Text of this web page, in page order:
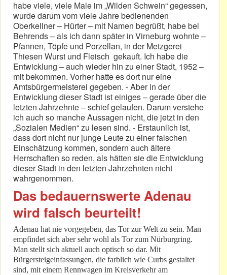
habe viele, viele Male im „Wilden Schwein“ gegessen,
wurde darum vom viele Jahre bedienenden
Oberkellner – Hürter – mit Namen begrüßt, habe bei
Behrends – als ich dann später in Virneburg wohnte –
Pfannen, Töpfe und Porzellan, in der Metzgerei
Thiesen Wurst und Fleisch gekauft. Ich habe die
Entwicklung – auch wieder hin zu einer Stadt, 1952 –
mit bekommen. Vorher hatte es dort nur eine
Amtsbürgermeisterei gegeben. - Aber in der
Entwicklung dieser Stadt ist einiges – gerade über die
letzten Jahrzehnte – schief gelaufen. Darum verstehe
ich auch so manche Aussagen nicht, die jetzt in den
„Sozialen Medien“ zu lesen sind. - Erstaunlich ist,
dass dort nicht nur junge Leute zu einer falschen
Einschätzung kommen, sondern auch ältere
Herrschaften so reden, als hätten sie die Entwicklung
dieser Stadt in den letzten Jahrzehnten nicht
wahrgenommen.
Das bedauernswerte Adenau
wird falsch beurteilt!
Adenau hat nie vorgegeben, das Tor zur Welt zu sein. Man
empfindet sich aber sehr wohl als Tor zum Nürburgring.
Man stellt sich aktuell auch optisch so dar. Mit
Bürgersteigeinfassungen, die farblich wie Curbs gestaltet
sind, mit einem Rennwagen im Kreisverkehr am